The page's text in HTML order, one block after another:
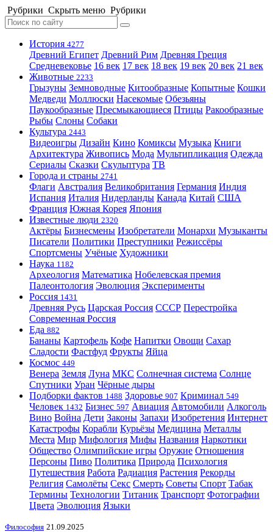
Рубрики Скрыть меню Рубрики
История 4277
Древний Египет Древний Рим Древняя Греция
Средневековье 16 век 17 век 18 век 19 век 20 век 21 век
Животные 2233
Грызуны Земноводные Китообразные Копытные Кошки
Медведи Моллюски Насекомые Обезьяны
Паукообразные Пресмыкающиеся Птицы Ракообразные
Рыбы Слоны Собаки
Культура 2443
Видеоигры Дизайн Кино Комиксы Музыка Книги
Архитектура Живопись Мода Мультипликация Одежда
Сериалы Сказки Скульптура ТВ
Города и страны 2741
Флаги Австралия Великобритания Германия Индия
Испания Италия Нидерланды Канада Китай США
Франция Южная Корея Япония
Известные люди 2320
Актёры Бизнесмены Изобретатели Монархи Музыканты
Писатели Политики Преступники Режиссёры
Спортсмены Учёные Художники
Наука 1182
Археология Математика Нобелевская премия
Палеонтология Эволюция Эксперименты
Россия 1431
Древняя Русь Царская Россия СССР Перестройка
Современная Россия
Еда 882
Бананы Картофель Кофе Напитки Овощи Сахар
Сладости Фастфуд Фрукты Яйца
Космос 449
Венера Земля Луна МКС Солнечная система Солнце
Спутники Уран Чёрные дыры
Подборки фактов 1488 Здоровье 907 Криминал 549
Человек 1432 Бизнес 597 Авиация Автомобили Алкоголь
Вино Война Дети Законы Запахи Изобретения Интернет
Катастрофы Корабли Курьёзы Медицина Металлы
Места Мир Мифология Мифы Названия Наркотики
Общество Олимпийские игры Оружие Отношения
Персоны Пиво Политика Природа Психология
Путешествия Работа Радиация Растения Рекорды
Религия Самолёты Секс Смерть Советы Спорт Табак
Термины Технологии Титаник Транспорт Фотографии
Цвета Эволюция Языки
Философия 21.09.2025